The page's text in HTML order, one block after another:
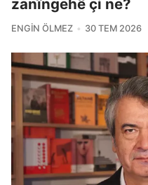
zanîngehê çi ne?
ENGIN ÖLMEZ 30 TEM 2026